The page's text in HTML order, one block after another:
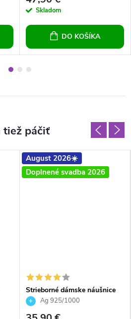
Skladom
DO KOŠÍKA
August 2026☀️
Doplnené svadba 2026
Strieborné dámske náušnice
Helix Crystals Aurore Boreale
Ag 925/1000